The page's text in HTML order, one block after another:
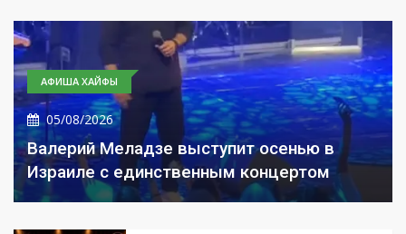
АФИША ХАЙФЫ
05/08/2026
Валерий Меладзе выступит осенью в
Израиле с единственным концертом